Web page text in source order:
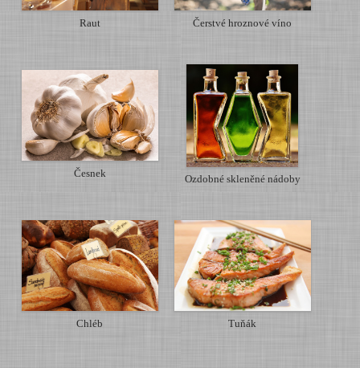
Raut Čerstvé hroznové víno
Česnek Ozdobné skleněné nádoby
Chléb Tuňák